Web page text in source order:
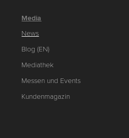
Media
News
Blog (EN)
Mediathek
Messen und Events
Kundenmagazin